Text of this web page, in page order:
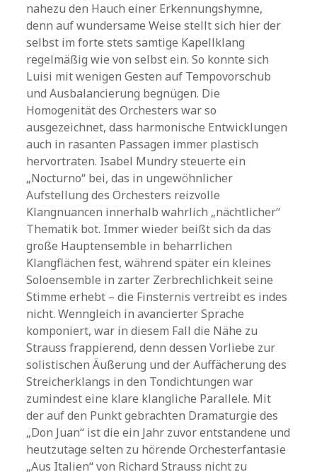
nahezu den Hauch einer Erkennungshymne,
denn auf wundersame Weise stellt sich hier der
selbst im forte stets samtige Kapellklang
regelmäßig wie von selbst ein. So konnte sich
Luisi mit wenigen Gesten auf Tempovorschub
und Ausbalancierung begnügen. Die
Homogenität des Orchesters war so
ausgezeichnet, dass harmonische Entwicklungen
auch in rasanten Passagen immer plastisch
hervortraten. Isabel Mundry steuerte ein
„Nocturno“ bei, das in ungewöhnlicher
Aufstellung des Orchesters reizvolle
Klangnuancen innerhalb wahrlich „nächtlicher“
Thematik bot. Immer wieder beißt sich da das
große Hauptensemble in beharrlichen
Klangflächen fest, während später ein kleines
Soloensemble in zarter Zerbrechlichkeit seine
Stimme erhebt – die Finsternis vertreibt es indes
nicht. Wenngleich in avancierter Sprache
komponiert, war in diesem Fall die Nähe zu
Strauss frappierend, denn dessen Vorliebe zur
solistischen Äußerung und der Auffächerung des
Streicherklangs in den Tondichtungen war
zumindest eine klare klangliche Parallele. Mit
der auf den Punkt gebrachten Dramaturgie des
„Don Juan“ ist die ein Jahr zuvor entstandene und
heutzutage selten zu hörende Orchesterfantasie
„Aus Italien“ von Richard Strauss nicht zu